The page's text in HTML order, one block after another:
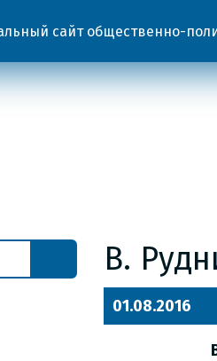
сайт общественно-
В.
01.08.2016